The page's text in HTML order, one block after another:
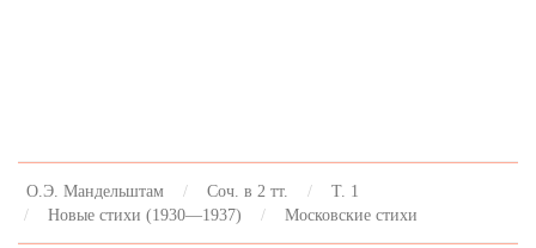
О.Э. Мандельштам Соч. в 2 тт.
Т. 1
Новые стихи (1930—1937)
Московские стихи